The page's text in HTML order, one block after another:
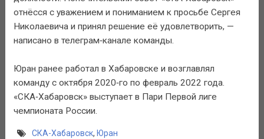
отнёсся с уважением и пониманием к просьбе Сергея
Николаевича и принял решение её удовлетворить, —
написано в телеграм‑канале команды.
Юран ранее работал в Хабаровске и возглавлял
команду с октября 2020‑го по февраль 2022 года.
«СКА‑Хабаровск» выступает в Пари Первой лиге
чемпионата России.
СКА-Хабаровск, Юран